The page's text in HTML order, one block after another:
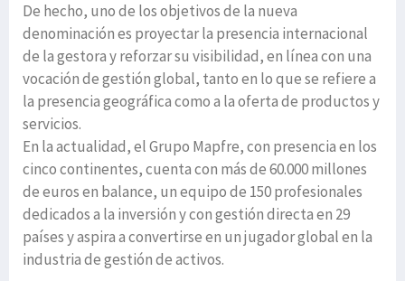
De hecho, uno de los objetivos de la nueva
denominación es proyectar la presencia internacional
de la gestora y reforzar su visibilidad, en línea con una
vocación de gestión global, tanto en lo que se refiere a
la presencia geográfica como a la oferta de productos y
servicios.
En la actualidad, el Grupo Mapfre, con presencia en los
cinco continentes, cuenta con más de 60.000 millones
de euros en balance, un equipo de 150 profesionales
dedicados a la inversión y con gestión directa en 29
países y aspira a convertirse en un jugador global en la
industria de gestión de activos.